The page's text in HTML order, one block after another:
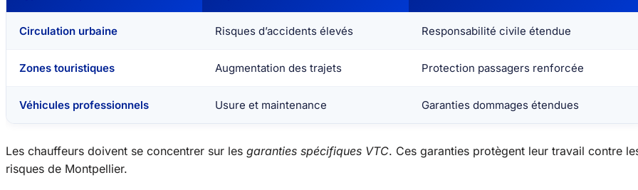
Circulation urbaine Risques d’accidents élevés Responsabilité civile étendue
Zones touristiques Augmentation des trajets Protection passagers renforcée
Véhicules professionnels Usure et maintenance Garanties dommages étendues
Les chauffeurs doivent se concentrer sur les garanties spécifiques VTC. Ces garanties protègent leur travail contre
risques de Montpellier.